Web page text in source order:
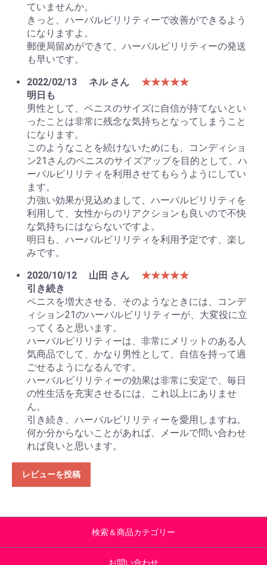
ていませんか。
きっと、ハーバルビリリティーで改善ができるよう
になりますよ。
郵便局留めができて、ハーバルビリリティーの発送
も早いです。
2022/02/13
ネル さん
★★★★★
明日も
男性として、ペニスのサイズに自信が持てないとい
ったことは非常に残念な気持ちとなってしまうこと
になります。
このようなことを続けないためにも、コンディショ
ン21さんのペニスのサイズアップを目的として、ハ
ーバルビリリティを利用させてもらうようにしてい
ます。
力強い効果が見込めまして、ハーバルビリリティを
利用して、女性からのリアクションも良いので不快
な気持ちにはならないですよ。
明日も、ハーバルビリリティを利用予定です、楽し
みです。
2020/10/12
山田 さん
★★★★★
引き続き
ペニスを増大させる、そのようなときには、コンデ
ィション21のハーバルビリリティーが、大変役に立
ってくると思います。
ハーバルビリリティーは、非常にメリットのある人
気商品でして、かなり男性として、自信を持って過
ごせるようになるんです。
ハーバルビリリティーの効果は非常に安定で、毎日
の性生活を充実させるには、これ以上にありませ
ん。
引き続き、ハーバルビリリティーを愛用しますね。
何か分からないことがあれば、メールで問い合わせ
れば良いと思います。
レビューを投稿
検索＆商品カテゴリー
お問い合わせ